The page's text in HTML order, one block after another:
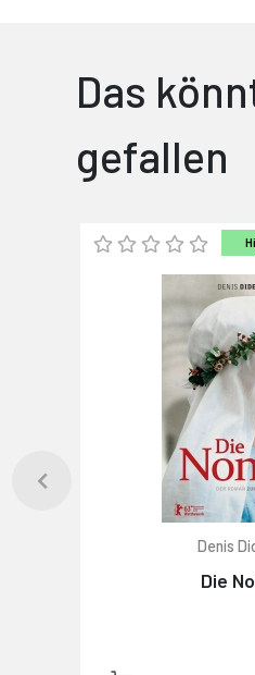
Das
gefallen
Denis
Die